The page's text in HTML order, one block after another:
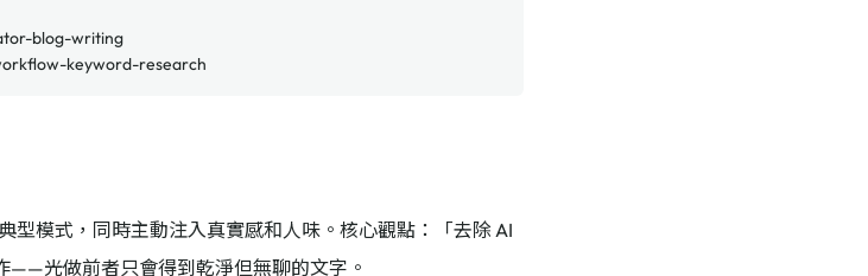
blog-writing
keyword-research
型模式，同時主動注入真實感和人味。核心觀點：「去除 AI
——光做前者只會得到乾淨但無聊的文字。